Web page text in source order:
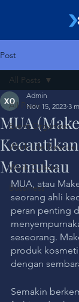
Post
All Posts
Event Organizer
Work Life Balance
Work Culture
Bussiness
All Posts
MUA
Memukau
Admin
Nov 15, 2023 3
MUA, atau
seorang ahli
peran penting
seseorang.
produk
dengan
Semakin